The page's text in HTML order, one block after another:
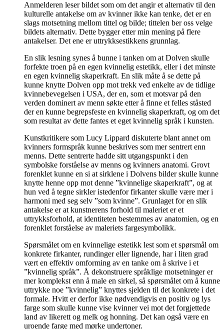
Anmelderen leser bildet som om det angir et alternativ til den
kulturelle antakelse om av kvinner ikke kan tenke, det er en
slags motsetning mellom tittel og bilde; tittelen ber oss velge
bildets alternativ. Dette bygger etter min mening på flere
antakelser. Det ene er uttrykksestikkens grunnlag.
En slik lesning synes å bunne i tanken om at Dolven skulle
forfekte troen på en egen kvinnelig estetikk, eller i det minste
en egen kvinnelig skaperkraft. En slik måte å se dette på
kunne knytte Dolven opp mot trekk ved enkelte av de tidlige
kvinnebevegelsen i USA, der en, som et motsvar på den
verden dominert av menn søkte etter å finne et felles ståsted
der en kunne begrepsfeste en kvinnelig skaperkraft, og om det
som resultat av dette fantes et eget kvinnelig språk i kunsten.
Kunstkritikere som Lucy Lippard diskuterte blant annet om
kvinners formspråk kunne beskrives som mer sentrert enn
menns. Dette sentrerte hadde sitt utgangspunkt i den
symbolske forståelse av menns og kvinners anatomi. Grovt
forenklet kunne en si at sirklene i Dolvens bilder skulle kunne
knytte henne opp mot denne ”kvinnelige skaperkraft”, og at
hun ved å tegne sirkler istedenfor firkanter skulle være mer i
harmoni med seg selv ”som kvinne”. Grunlaget for en slik
antakelse er at kunstnerens forhold til maleriet er et
uttrykksforhold, at identiteten bestemmes av anatomien, og en
forenklet forståelse av maleriets fargesymbolikk.
Spørsmålet om en kvinnelige estetikk lest som et spørsmål om
konkrete firkanter, rundinger eller lignende, har i liten grad
vært en effektiv omforming av en tanke om å skrive i et
”kvinnelig språk”. Å dekonstruere språklige motsetninger er
mer komplekst enn å male en sirkel, så spørsmålet om å kunne
uttrykke noe ”kvinnelig” knyttes sjelden til det konkrete i det
formale. Hvitt er derfor ikke nødvendigvis en positiv og lys
farge som skulle kunne vise kvinner vei mot det forgjettede
land av likerett og melk og honning. Det kan også være en
uroende farge med mørke undertoner.